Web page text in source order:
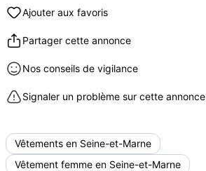
Ajouter aux favoris
Partager cette annonce
Nos conseils de vigilance
Signaler un problème sur cette annonce
Vêtements en Seine-et-Marne
Vêtement femme en Seine-et-Marne